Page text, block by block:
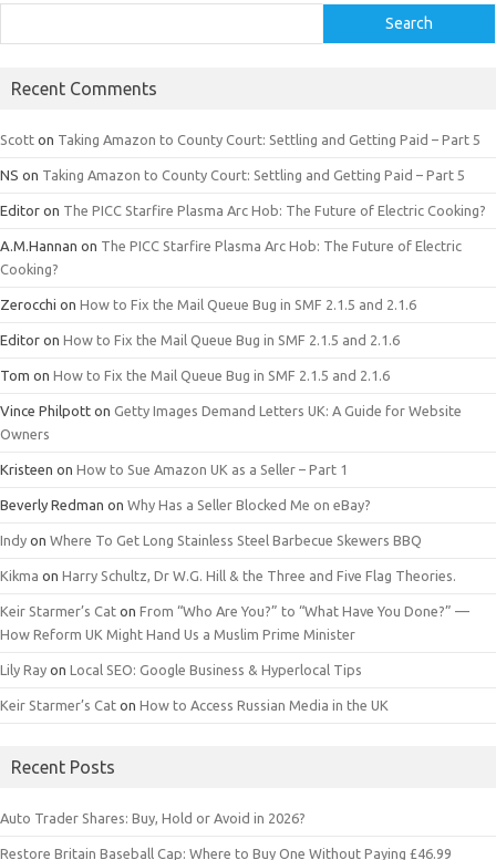
Search
Recent Comments
Scott on Taking Amazon to County Court: Settling and Getting Paid – Part 5
NS on Taking Amazon to County Court: Settling and Getting Paid – Part 5
Editor on The PICC Starfire Plasma Arc Hob: The Future of Electric Cooking?
A.M.Hannan on The PICC Starfire Plasma Arc Hob: The Future of Electric
Cooking?
Zerocchi on How to Fix the Mail Queue Bug in SMF 2.1.5 and 2.1.6
Editor on How to Fix the Mail Queue Bug in SMF 2.1.5 and 2.1.6
Tom on How to Fix the Mail Queue Bug in SMF 2.1.5 and 2.1.6
Vince Philpott on Getty Images Demand Letters UK: A Guide for Website
Owners
Kristeen on How to Sue Amazon UK as a Seller – Part 1
Beverly Redman on Why Has a Seller Blocked Me on eBay?
Indy on Where To Get Long Stainless Steel Barbecue Skewers BBQ
Kikma on Harry Schultz, Dr W.G. Hill & the Three and Five Flag Theories.
Keir Starmer’s Cat on From “Who Are You?” to “What Have You Done?” —
How Reform UK Might Hand Us a Muslim Prime Minister
Lily Ray on Local SEO: Google Business & Hyperlocal Tips
Keir Starmer’s Cat on How to Access Russian Media in the UK
Recent Posts
Auto Trader Shares: Buy, Hold or Avoid in 2026?
Restore Britain Baseball Cap: Where to Buy One Without Paying £46.99